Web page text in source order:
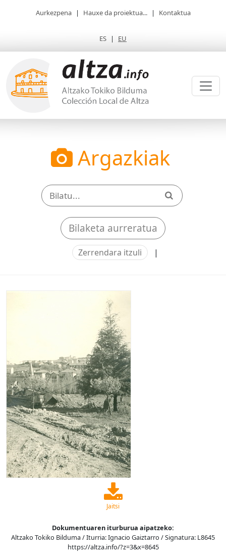
Aurkezpena | Hauxe da proiektua... | Kontaktua
ES | EU
Argazkiak
Bilaketa aurreratua
Zerrendara itzuli |
Jaitsi
Dokumentuaren iturburua aipatzeko:
Altzako Tokiko Bilduma / Iturria: Ignacio Gaiztarro / Signatura: L8645
https://altza.info/?z=3&x=8645